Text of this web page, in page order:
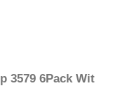
3579 6Pack Wit